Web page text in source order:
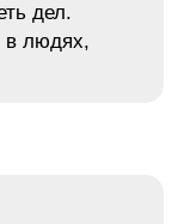
дел.
в людях,